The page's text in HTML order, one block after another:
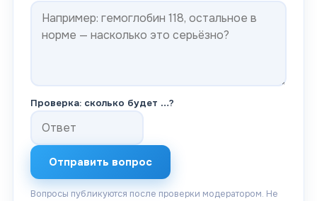
Проверка: сколько будет …?
Отправить вопрос
Вопросы публикуются после проверки модератором. Не